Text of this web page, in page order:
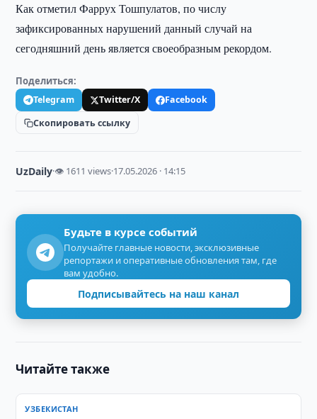
Как отметил Фаррух Тошпулатов, по числу
зафиксированных нарушений данный случай на
сегодняшний день является своеобразным рекордом.
Поделиться:
Telegram Twitter/X
Facebook
Скопировать ссылку
UzDaily·👁 1611 views·17.05.2026 · 14:15
Будьте в курсе событий
Получайте главные новости, эксклюзивные
репортажи и оперативные обновления там, где
вам удобно.
Подписывайтесь на наш канал
Читайте также
УЗБЕКИСТАН